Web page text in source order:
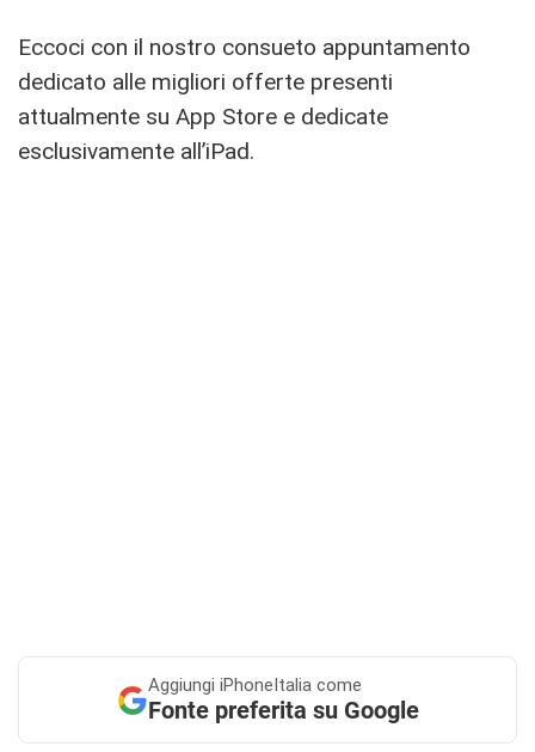
Eccoci con il nostro consueto appuntamento
dedicato alle migliori offerte presenti
attualmente su App Store e dedicate
esclusivamente all’iPad.
Aggiungi iPhoneItalia come
Fonte preferita su Google